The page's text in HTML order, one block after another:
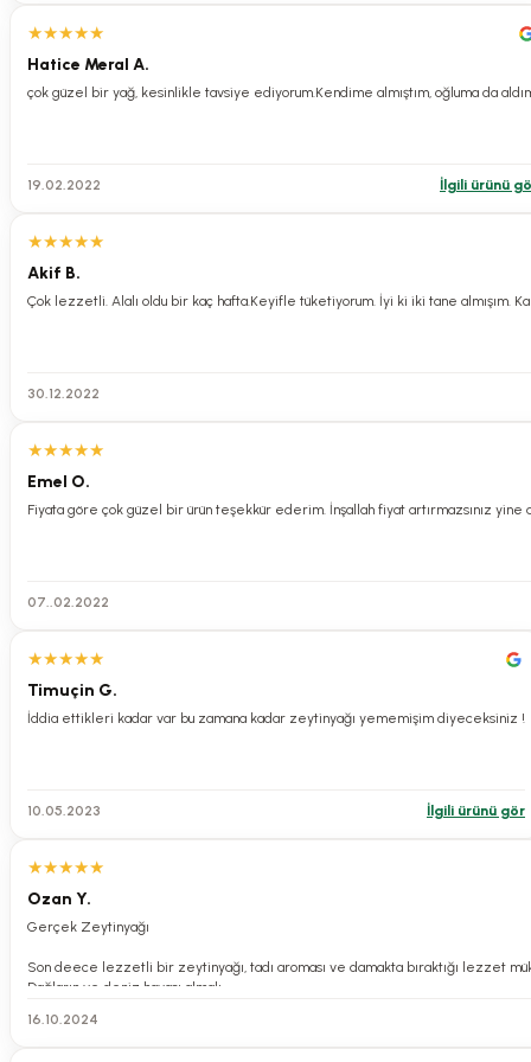
Çakırhan Domat Zeytin Çakırhan EDREMİT Siyah Zeytin
★★★★★
Hatice Meral A.
çok güzel bir yağ, kesinlikle tavsiye ediyorum.Kendime almıştım, oğluma da
19.02.2022 İlgili ürünü
★★★★★
Akif B.
Çok lezzetli. Alalı oldu bir kaç hafta.Keyifle tüketiyorum. İyi ki iki tane almışım.
30.12.2022
★★★★★
Emel O.
Fiyata göre çok güzel bir ürün teşekkür ederim. İnşallah fiyat artırmazsınız
07..02.2022
★★★★★
Timuçin G.
İddia ettikleri kadar var bu zamana kadar zeytinyağı yememişim diyeceksiniz !
10.05.2023 İlgili ürünü gör
★★★★★
Ozan Y.
Gerçek Zeytinyağı
Son deece lezzetli bir zeytinyağı, tadı aroması ve damakta bıraktığı lezzet
Dağların ve deniz havası almalı
16.10.2024